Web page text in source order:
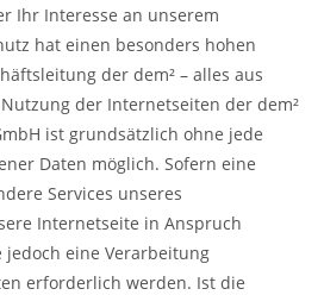
Ihr Interesse an unserem
hat einen besonders hohen
der dem² – alles aus
der Internetseiten der dem²
ist grundsätzlich ohne jede
Daten möglich. Sofern eine
Services unseres
Internetseite in Anspruch
jedoch eine Verarbeitung
erforderlich werden. Ist die